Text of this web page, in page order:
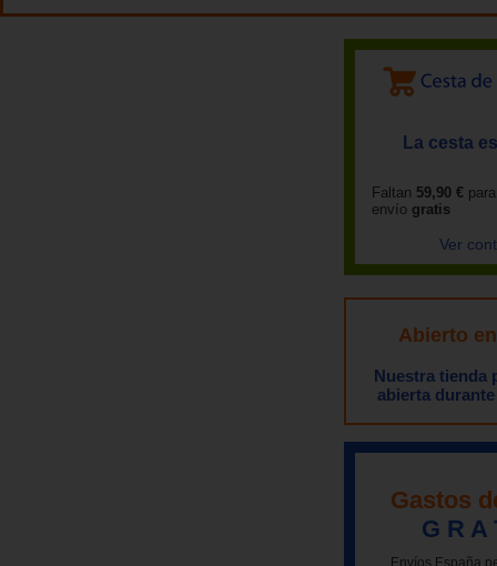
La cesta
Faltan 59,90 €
envío gratis
Ver
Abierto
Nuestra tienda
abierta
Gastos
G R A